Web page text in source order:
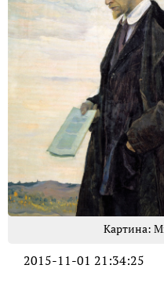
Картина:
2015-11-01 21:34:25